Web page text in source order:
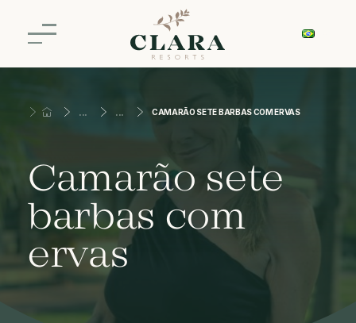
CAMARÃO SETE BARBAS COM ERVAS
Camarão sete
barbas com
ervas